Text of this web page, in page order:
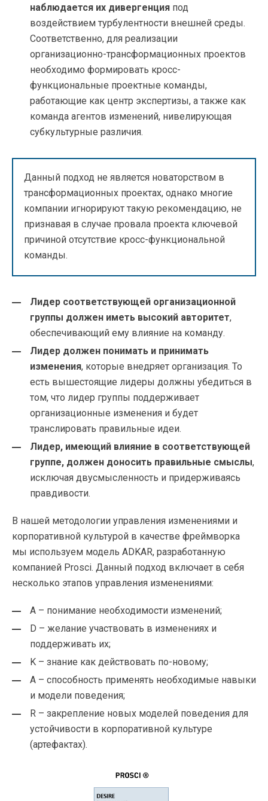
наблюдается их дивергенция под
воздействием турбулентности внешней среды.
Соответственно, для реализации
организационно-трансформационных проектов
необходимо формировать кросс-
функциональные проектные команды,
работающие как центр экспертизы, а также как
команда агентов изменений, нивелирующая
субкультурные различия.
Данный подход не является новаторством в
трансформационных проектах, однако многие
компании игнорируют такую рекомендацию, не
признавая в случае провала проекта ключевой
причиной отсутствие кросс-функциональной
команды.
Лидер соответствующей организационной
группы должен иметь высокий авторитет,
обеспечивающий ему влияние на команду.
Лидер должен понимать и принимать
изменения, которые внедряет организация. То
есть вышестоящие лидеры должны убедиться в
том, что лидер группы поддерживает
организационные изменения и будет
транслировать правильные идеи.
Лидер, имеющий влияние в соответствующей
группе, должен доносить правильные смыслы,
исключая двусмысленность и придерживаясь
правдивости.
В нашей методологии управления изменениями и
корпоративной культурой в качестве фреймворка
мы используем модель ADKAR, разработанную
компанией Prosci. Данный подход включает в себя
несколько этапов управления изменениями:
A – понимание необходимости изменений;
D – желание участвовать в изменениях и
поддерживать их;
K – знание как действовать по-новому;
A – способность применять необходимые навыки
и модели поведения;
R – закрепление новых моделей поведения для
устойчивости в корпоративной культуре
(артефактах).